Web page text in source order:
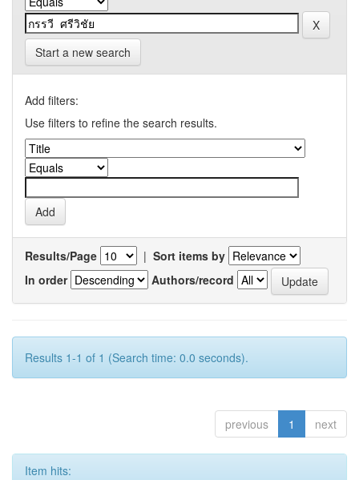
Start a new search
Add filters:
Use filters to refine the search results.
Results/Page | Sort items by
In order
Authors/record
Results 1-1 of 1 (Search time: 0.0 seconds).
previous 1 next
Item hits: